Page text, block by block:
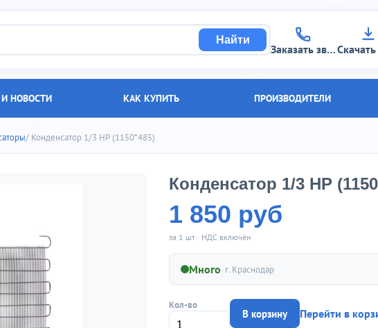
Найти
Заказать звонок
НОВОСТИ КАК КУПИТЬ ПРОИЗВОДИТЕЛИ
/ Конденсатор 1/3 НР (1150*485)
Конденсатор 1/3 НР
1 850 руб
за 1 шт · НДС включён
Много· г. Краснодар
Кол-во
В корзину Перейти в